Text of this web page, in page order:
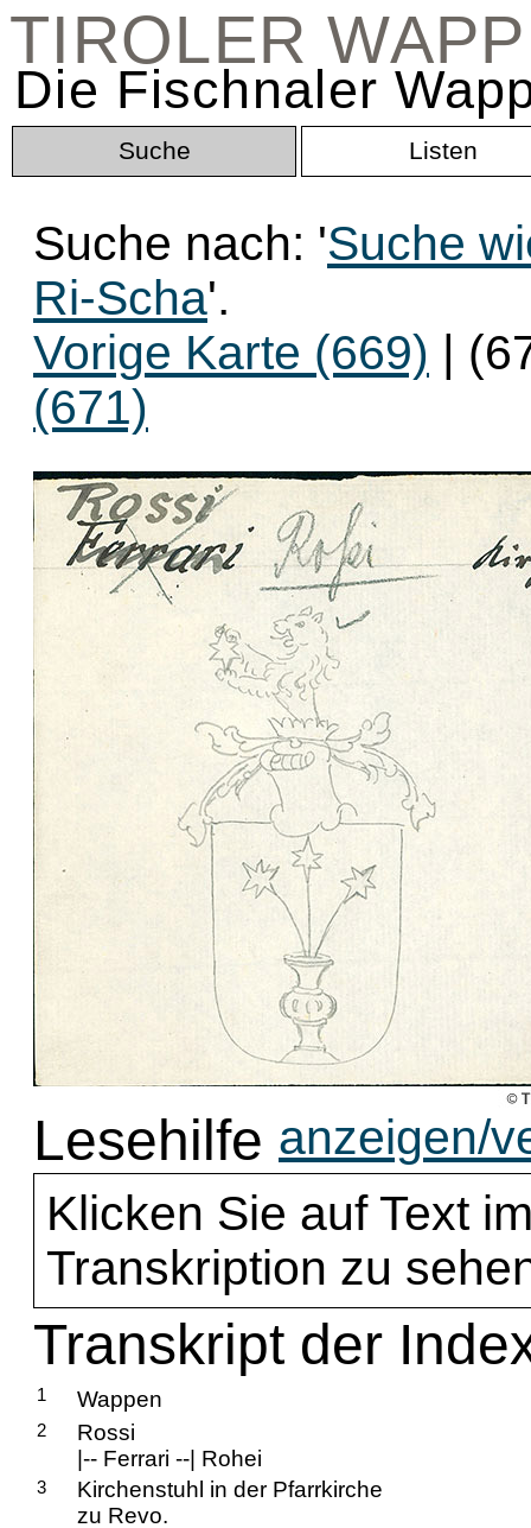
TIROLER
Die Fischnaler
Suche Listen
Suche nach: 'Suche
Ri-Scha'.
Vorige Karte (669) |
(671)
Lesehilfe anzeigen/
Klicken Sie auf Text
Transkription zu
Transkript der
1 Wappen
2
Rossi
|-- Ferrari --| Rohei
3
Kirchenstuhl in der Pfarrkirche
zu Revo.